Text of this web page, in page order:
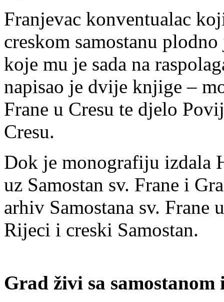
Franjevac konventualac
creskom samostanu
koje mu je sada na
napisao je dvije knjige –
Frane u Cresu te djelo
Cresu.
Dok je monografiju izdala
uz Samostan sv. Frane i
arhiv Samostana sv.
Rijeci i creski Samostan.
Grad živi sa samostanom